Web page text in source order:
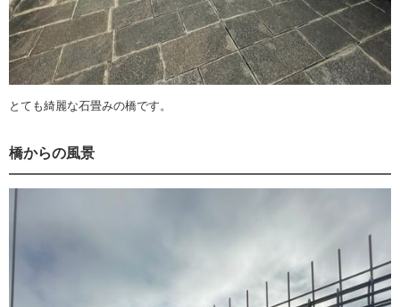
とても綺麗な石畳みの橋です。
橋からの風景